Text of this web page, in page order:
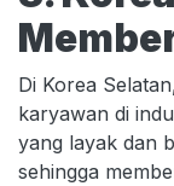
Di Korea
karyawan di
yang layak dan
sehingga